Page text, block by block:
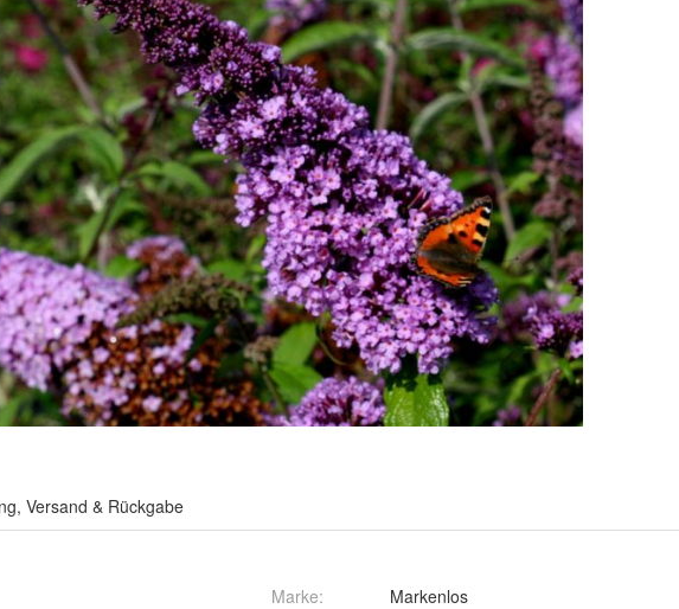
Versand & Rückgabe
Marke: Markenlos